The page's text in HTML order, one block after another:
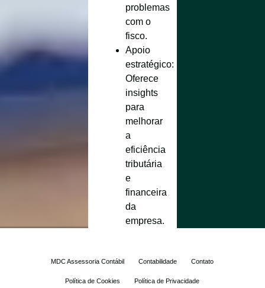
problemas
com o
fisco.
Apoio
estratégico:
Oferece
insights
para
melhorar
a
eficiência
tributária
e
financeira
da
empresa.
MDC Assessoria Contábil Contabilidade Contato
Política de Cookies Política de Privacidade